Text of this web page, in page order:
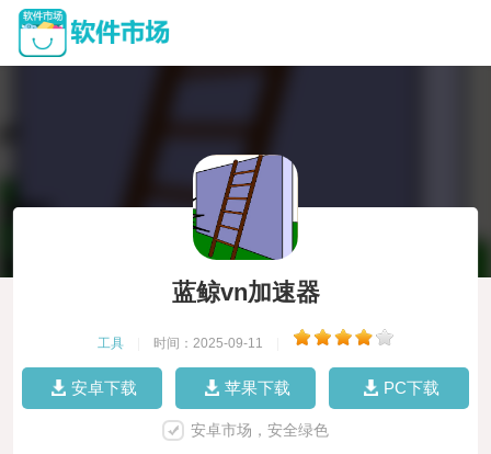
蓝鲸vn加速器
工具 时间：2025-09-11
安卓下载 苹果下载 PC下载
安卓市场，安全绿色